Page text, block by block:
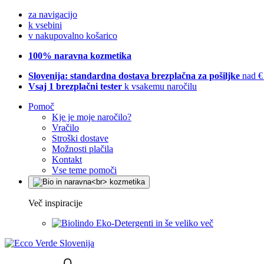
za navigacijo
k vsebini
v nakupovalno košarico
100% naravna kozmetika
Slovenija: standardna dostava brezplačna za pošiljke nad
Vsaj 1 brezplačni tester k vsakemu naročilu
Pomoč
Kje je moje naročilo?
Vračilo
Stroški dostave
Možnosti plačila
Kontakt
Vse teme pomoči
Več inspiracije
Eko-Detergenti in še veliko več